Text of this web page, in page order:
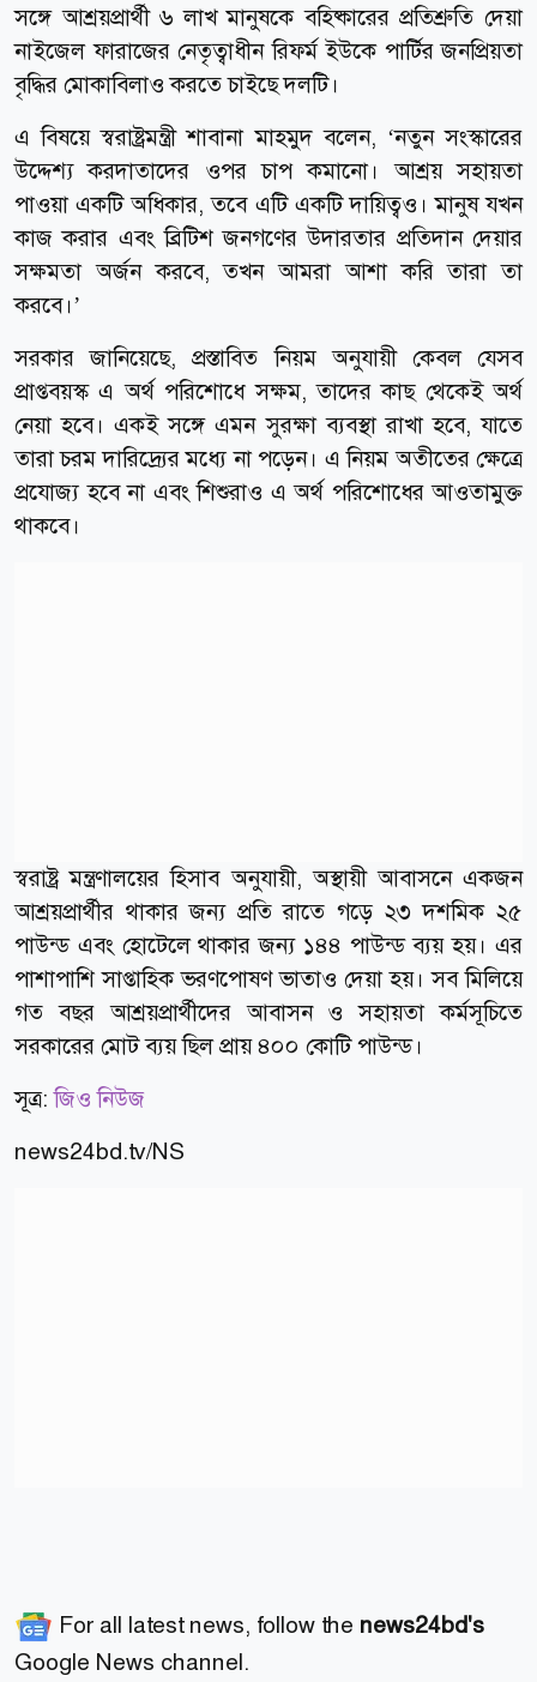
সঙ্গে আশ্রয়প্রার্থী ৬ লাখ মানুষকে বহিষ্কারের প্রতিশ্রুতি দেয়া
নাইজেল ফারাজের নেতৃত্বাধীন রিফর্ম ইউকে পার্টির জনপ্রিয়তা
বৃদ্ধির মোকাবিলাও করতে চাইছে দলটি।
এ বিষয়ে স্বরাষ্ট্রমন্ত্রী শাবানা মাহমুদ বলেন, ‘নতুন সংস্কারের
উদ্দেশ্য করদাতাদের ওপর চাপ কমানো। আশ্রয় সহায়তা
পাওয়া একটি অধিকার, তবে এটি একটি দায়িত্বও। মানুষ যখন
কাজ করার এবং ব্রিটিশ জনগণের উদারতার প্রতিদান দেয়ার
সক্ষমতা অর্জন করবে, তখন আমরা আশা করি তারা তা
করবে।’
সরকার জানিয়েছে, প্রস্তাবিত নিয়ম অনুযায়ী কেবল যেসব
প্রাপ্তবয়স্ক এ অর্থ পরিশোধে সক্ষম, তাদের কাছ থেকেই অর্থ
নেয়া হবে। একই সঙ্গে এমন সুরক্ষা ব্যবস্থা রাখা হবে, যাতে
তারা চরম দারিদ্র্যের মধ্যে না পড়েন। এ নিয়ম অতীতের ক্ষেত্রে
প্রযোজ্য হবে না এবং শিশুরাও এ অর্থ পরিশোধের আওতামুক্ত
থাকবে।
স্বরাষ্ট্র মন্ত্রণালয়ের হিসাব অনুযায়ী, অস্থায়ী আবাসনে একজন
আশ্রয়প্রার্থীর থাকার জন্য প্রতি রাতে গড়ে ২৩ দশমিক ২৫
পাউন্ড এবং হোটেলে থাকার জন্য ১৪৪ পাউন্ড ব্যয় হয়। এর
পাশাপাশি সাপ্তাহিক ভরণপোষণ ভাতাও দেয়া হয়। সব মিলিয়ে
গত বছর আশ্রয়প্রার্থীদের আবাসন ও সহায়তা কর্মসূচিতে
সরকারের মোট ব্যয় ছিল প্রায় ৪০০ কোটি পাউন্ড।
সূত্র:জিও নিউজ
news24bd.tv/NS
For all latest news, follow the news24bd's
Google News channel.